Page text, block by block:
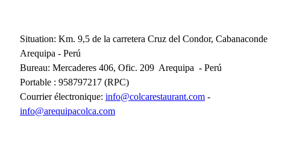
Situation: Km. 9,5 de la carretera Cruz del Condor, Cabanaconde
Arequipa - Perú
Bureau: Mercaderes 406, Ofic. 209 Arequipa - Perú
Portable : 958797217 (RPC)
Courrier électronique: info@colcarestaurant.com -
info@arequipacolca.com